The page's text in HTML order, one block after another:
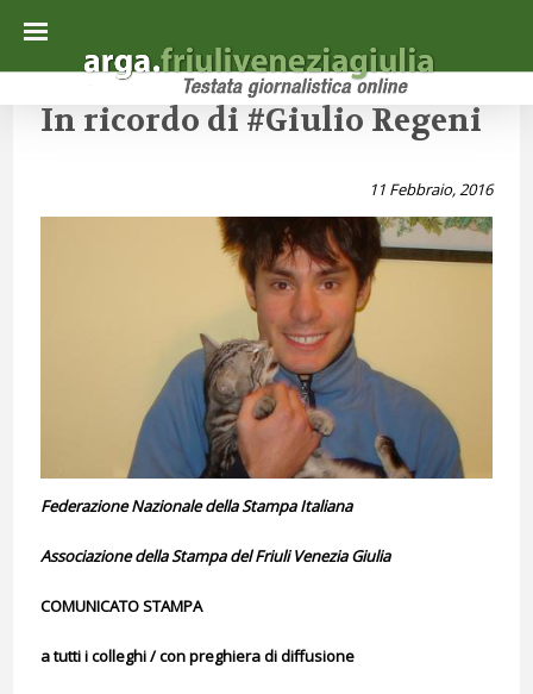
In ricordo di #Giulio Regeni
11 Febbraio, 2016
Federazione Nazionale della Stampa Italiana
Associazione della Stampa del Friuli Venezia Giulia
COMUNICATO STAMPA
a tutti i colleghi / con preghiera di diffusione